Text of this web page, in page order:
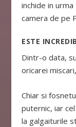
inchide in
camera de pe
ESTE
Dintr-o data,
oricarei
Chiar si
puternic, iar
la galgaiturile